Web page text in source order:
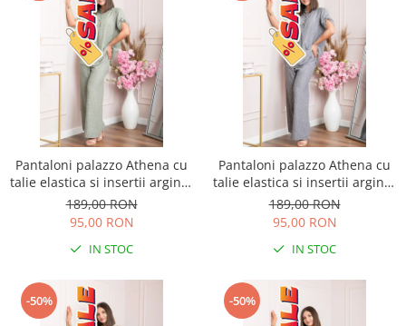
Pantaloni palazzo Athena cu
talie elastica si insertii argintii
- Kaki
189,00 RON
95,00 RON
IN STOC
Pantaloni palazzo Athena cu
talie elastica si insertii argintii
- Gri
189,00 RON
95,00 RON
IN STOC
-50% -50%